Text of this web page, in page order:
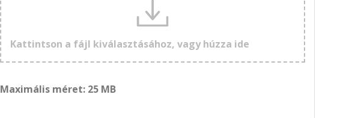
Kattintson a fájl kiválasztásához, vagy húzza ide
Maximális méret: 25 MB